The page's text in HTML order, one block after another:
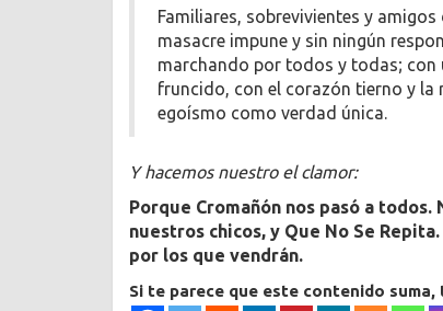
Familiares, sobrevivientes y
masacre impune y sin ningún
marchando por todos y todas; con
fruncido, con el corazón tierno y la
egoísmo como verdad única.
Y hacemos nuestro el clamor:
Porque Cromañón nos pasó a
nuestros chicos, y Que No Se
por los que vendrán.
Si te parece que este contenido